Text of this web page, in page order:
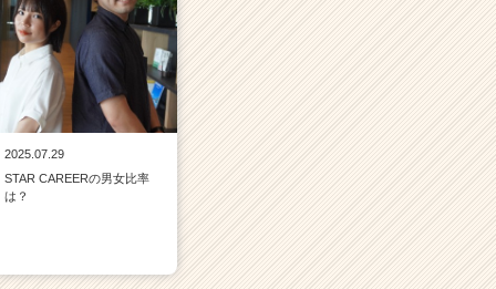
2025.07.29
STAR CAREERの男女比率
は？